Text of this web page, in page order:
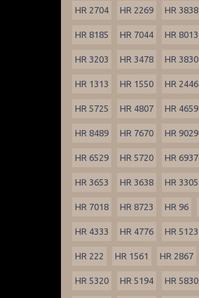
HR 2704 HR 2269 HR 3838
HR 8185 HR 7044 HR 8013
HR 3203 HR 3478 HR 3830
HR 1313 HR 1550 HR 2446
HR 5725 HR 4807 HR 4659
HR 8489 HR 7670 HR 9029
HR 6529 HR 5720 HR 6937
HR 3653 HR 3638 HR 3305
HR 7018 HR 8723 HR 96
HR 4333 HR 4776 HR 5123
HR 222 HR 1561 HR 2867
HR 5320 HR 5194 HR 5830